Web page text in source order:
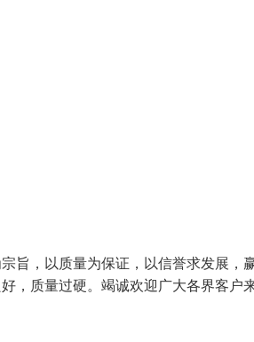
旨，以质量为保证，以信誉求发展，
，质量过硬。竭诚欢迎广大各界客户